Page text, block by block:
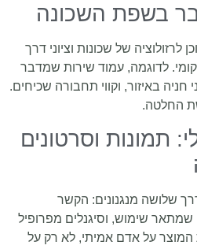
של שכונות וציוני דרך
לדוגמה, עמוד שירות שמדבר
באיזור, וקווי תחבורה שכיחים.
החלטה.
תמונות וסרטונים
שלושה מנגנונים: הקשר
שימוש, וסיגנלים מפרופיל
על אדם אמיתי, לא רק על